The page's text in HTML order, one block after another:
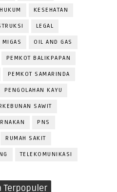
HUKUM KESEHATAN
LEGAL
MIGAS OIL AND GAS
PEMKOT BALIKPAPAN
PEMKOT SAMARINDA
PENGOLAHAN KAYU
SAWIT
PNS
RUMAH SAKIT
TELEKOMUNIKASI
Terpopuler